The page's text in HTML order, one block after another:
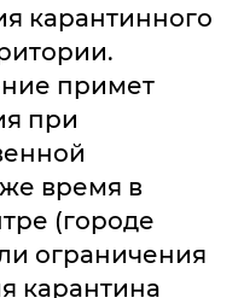
карантинного
примет
при
время в
(городе
ограничения
карантина